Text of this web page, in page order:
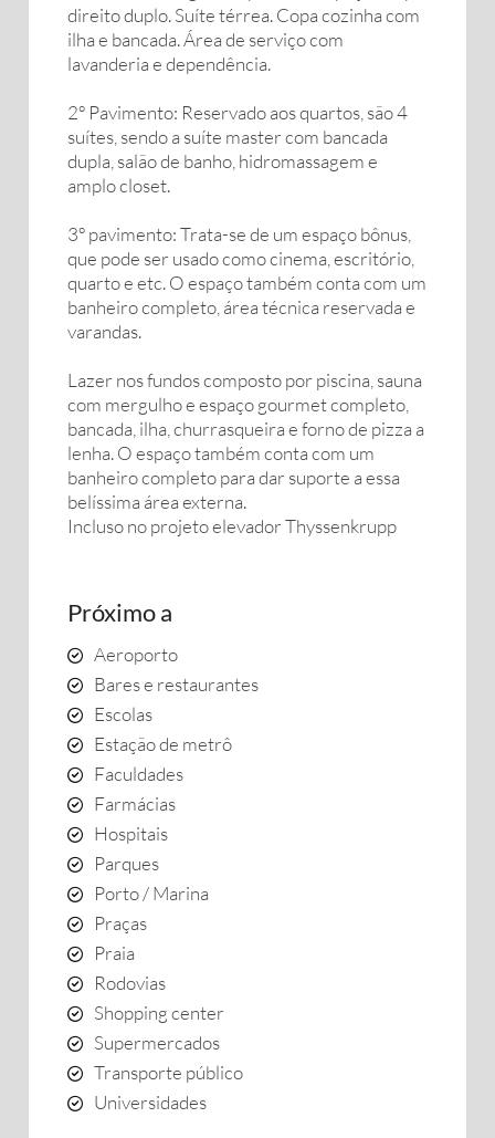
direito duplo. Suíte térrea. Copa cozinha com
ilha e bancada. Área de serviço com
lavanderia e dependência.
2º Pavimento: Reservado aos quartos, são 4
suítes, sendo a suíte master com bancada
dupla, salão de banho, hidromassagem e
amplo closet.
3º pavimento: Trata-se de um espaço bônus,
que pode ser usado como cinema, escritório,
quarto e etc. O espaço também conta com um
banheiro completo, área técnica reservada e
varandas.
Lazer nos fundos composto por piscina, sauna
com mergulho e espaço gourmet completo,
bancada, ilha, churrasqueira e forno de pizza a
lenha. O espaço também conta com um
banheiro completo para dar suporte a essa
belíssima área externa.
Incluso no projeto elevador Thyssenkrupp
Próximo a
Aeroporto
Bares e restaurantes
Escolas
Estação de metrô
Faculdades
Farmácias
Hospitais
Parques
Porto / Marina
Praças
Praia
Rodovias
Shopping center
Supermercados
Transporte público
Universidades